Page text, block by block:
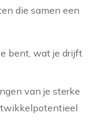
die samen een
bent, wat je drijft
van je sterke